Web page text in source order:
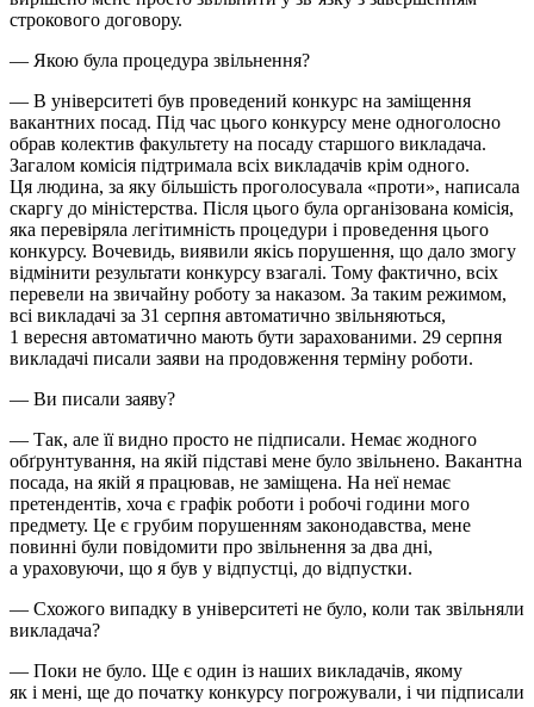
строкового договору.
— Якою була процедура звільнення?
— В університеті був проведений конкурс на заміщення
вакантних посад. Під час цього конкурсу мене одноголосно
обрав колектив факультету на посаду старшого викладача.
Загалом комісія підтримала всіх викладачів крім одного.
Ця людина, за яку більшість проголосувала «проти», написала
скаргу до міністерства. Після цього була організована комісія,
яка перевіряла легітимність процедури і проведення цього
конкурсу. Вочевидь, виявили якісь порушення, що дало змогу
відмінити результати конкурсу взагалі. Тому фактично, всіх
перевели на звичайну роботу за наказом. За таким режимом,
всі викладачі за 31 серпня автоматично звільняються,
1 вересня автоматично мають бути зарахованими. 29 серпня
викладачі писали заяви на продовження терміну роботи.
— Ви писали заяву?
— Так, але її видно просто не підписали. Немає жодного
обґрунтування, на якій підставі мене було звільнено. Вакантна
посада, на якій я працював, не заміщена. На неї немає
претендентів, хоча є графік роботи і робочі години мого
предмету. Це є грубим порушенням законодавства, мене
повинні були повідомити про звільнення за два дні,
а ураховуючи, що я був у відпустці, до відпустки.
— Схожого випадку в університеті не було, коли так звільняли
викладача?
— Поки не було. Ще є один із наших викладачів, якому
як і мені, ще до початку конкурсу погрожували, і чи підписали